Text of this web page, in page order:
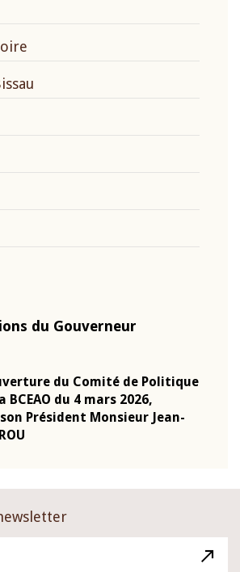
du Gouverneur
du Comité de Politique
du 4 mars 2026,
Président Monsieur Jean-